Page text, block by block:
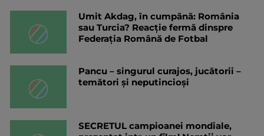
Umit Akdag, în cumpănă: România
sau Turcia? Reacție fermă dinspre
Federația Română de Fotbal
Pancu – singurul curajos, jucătorii –
temători și neputincioși
SECRETUL campioanei mondiale,